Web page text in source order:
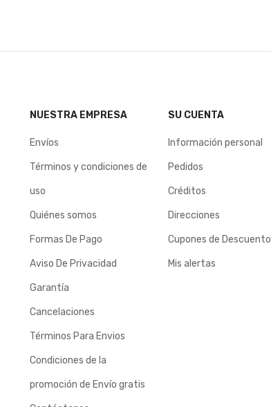
NUESTRA EMPRESA
Envíos
Términos y condiciones de
uso
Quiénes somos
Formas De Pago
Aviso De Privacidad
Garantía
Cancelaciones
Términos Para Envios
Condiciones de la
promoción de Envío gratis
SU CUENTA
Información personal
Pedidos
Créditos
Direcciones
Cupones de Descuento
Mis alertas